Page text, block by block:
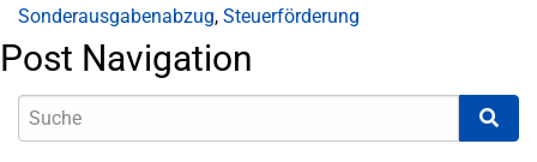
Sonderausgabenabzug, Steuerförderung
Post Navigation